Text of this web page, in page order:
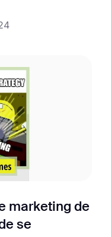
marketing de
se